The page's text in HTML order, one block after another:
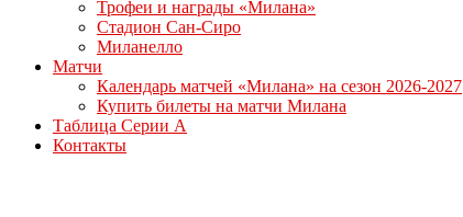
Трофеи и награды «Милана»
Стадион Сан-Сиро
Миланелло
Матчи
Календарь матчей «Милана» на сезон 2026-2027
Купить билеты на матчи Милана
Таблица Серии А
Контакты